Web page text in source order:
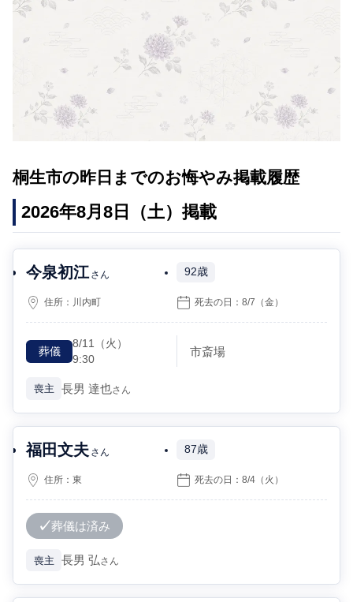
桐生市の昨日までのお悔やみ掲載履歴
2026年8月8日（土）掲載
今泉初江 さん 92歳
住所： 川内町 死去の日：8/7 （金）
葬儀
8/11 （火）
9:30
市斎場
喪主 長男 達也さん
福田文夫 さん 87歳
住所：東 死去の日：8/4 （火）
葬儀は済み
喪主 長男 弘さん